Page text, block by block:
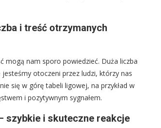
i treść otrzymanych
mogą nam sporo powiedzieć. Duża liczba
otoczeni przez ludzi, którzy nas
się w górę tabeli ligowej, na przykład w
i pozytywnym sygnałem.
szybkie i skuteczne reakcje